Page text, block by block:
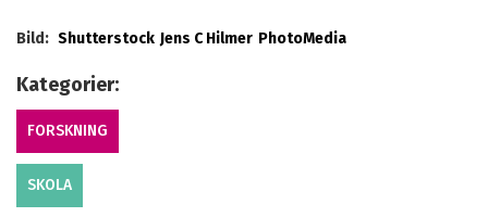
Bild: Shutterstock Jens C Hilmer PhotoMedia
Kategorier:
FORSKNING
SKOLA